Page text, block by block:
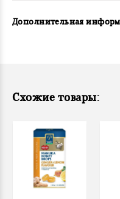
Дополнительная
Схожие товары: